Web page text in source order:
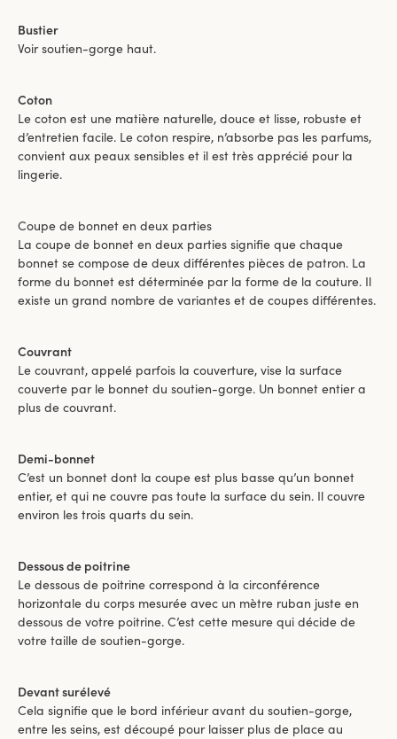
Bustier
Voir soutien-gorge haut.
Coton
Le coton est une matière naturelle, douce et lisse, robuste et
d’entretien facile. Le coton respire, n’absorbe pas les parfums,
convient aux peaux sensibles et il est très apprécié pour la
lingerie.
Coupe de bonnet en deux parties
La coupe de bonnet en deux parties signifie que chaque
bonnet se compose de deux différentes pièces de patron. La
forme du bonnet est déterminée par la forme de la couture. Il
existe un grand nombre de variantes et de coupes différentes.
Couvrant
Le couvrant, appelé parfois la couverture, vise la surface
couverte par le bonnet du soutien-gorge. Un bonnet entier a
plus de couvrant.
Demi-bonnet
C’est un bonnet dont la coupe est plus basse qu’un bonnet
entier, et qui ne couvre pas toute la surface du sein. Il couvre
environ les trois quarts du sein.
Dessous de poitrine
Le dessous de poitrine correspond à la circonférence
horizontale du corps mesurée avec un mètre ruban juste en
dessous de votre poitrine. C’est cette mesure qui décide de
votre taille de soutien-gorge.
Devant surélevé
Cela signifie que le bord inférieur avant du soutien-gorge,
entre les seins, est découpé pour laisser plus de place au